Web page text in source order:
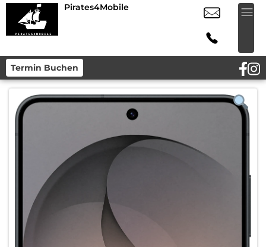
Pirates4Mobile
Termin Buchen